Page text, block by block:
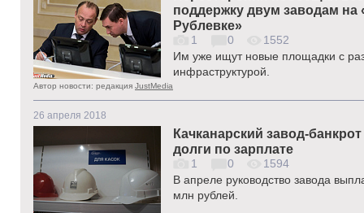
Автор новости: редакция JustMedia
поддержку двум заводам на
Рублевке»
1 0
1552
Им уже ищут новые площадки с
инфраструктурой.
26 апреля 2018
Качканарский завод-
долги по зарплате
1 0
1594
В апреле руководство завода
млн рублей.